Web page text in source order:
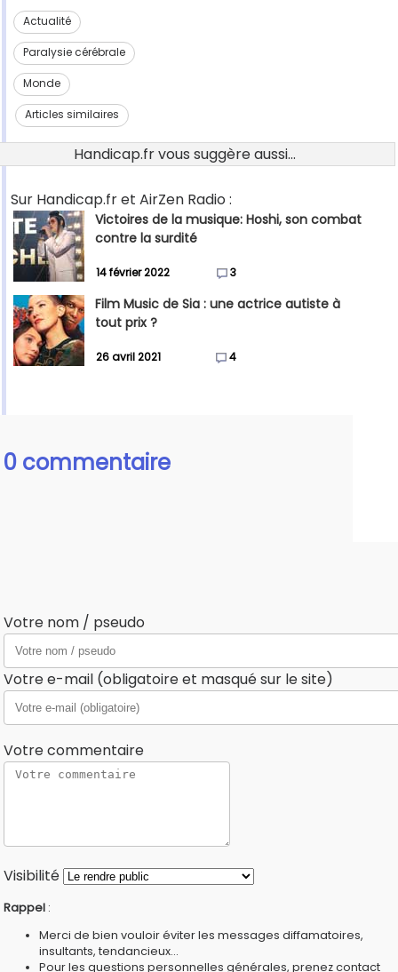
Actualité
Paralysie cérébrale
Monde
Articles similaires
Handicap.fr vous suggère aussi...
Sur Handicap.fr et AirZen Radio :
Victoires de la musique: Hoshi, son combat
contre la surdité
14 février 2022 3
Film Music de Sia : une actrice autiste à
tout prix ?
26 avril 2021 4
0 commentaire
Votre nom / pseudo
Votre e-mail (obligatoire et masqué sur le site)
Votre commentaire
Visibilité
Rappel :
Merci de bien vouloir éviter les messages diffamatoires,
insultants, tendancieux...
Pour les questions personnelles générales, prenez contact